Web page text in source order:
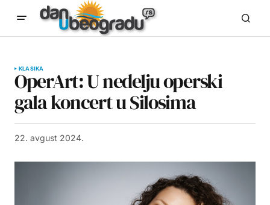
KLASIKA
OperArt: U nedelju operski
gala koncert u Silosima
22. avgust 2024.